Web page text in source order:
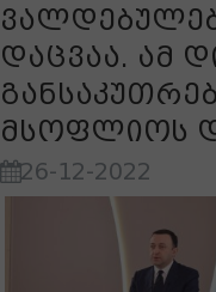
დაცვაა. ამ
მსოფლიოს
26-12-2022